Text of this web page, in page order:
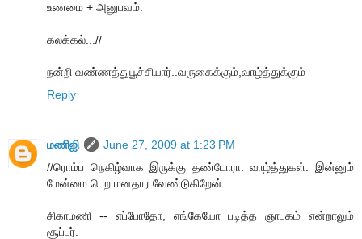
உணமை + அனுபவம்.
கலக்கல்...//
நன்றி வண்ணத்துபூச்சியார்..வருகைக்கும்,வாழ்த்துக்கும்
Reply
மணிஜி
June 27, 2009 at 1:23 PM
//ரொம்ப நெகிழ்வாக இருக்கு தண்டோரா. வாழ்த்துகள். இன்னும்
மேன்மை பெற மனதார வேண்டுகிறேன்.
சிகாமணி -- எப்போதோ, எங்கேயோ படித்த ஞாபகம் என்றாலும்
சூப்பர்.